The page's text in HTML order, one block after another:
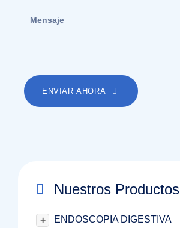
ENVIAR AHORA
Nuestros Productos
+
ENDOSCOPIA DIGESTIVA